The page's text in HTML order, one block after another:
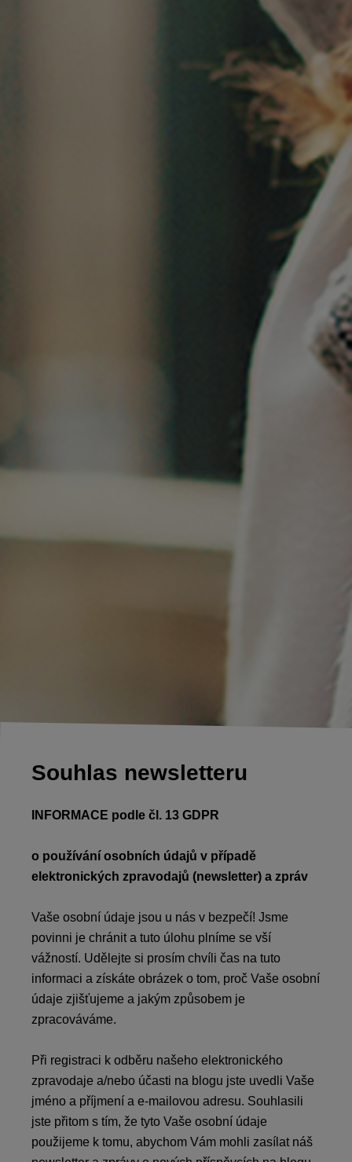
Souhlas newsletteru
INFORMACE podle čl. 13 GDPR
o používání osobních údajů v případě
elektronických zpravodajů (newsletter) a zpráv
Vaše osobní údaje jsou u nás v bezpečí! Jsme
povinni je chránit a tuto úlohu plníme se vší
vážností. Udělejte si prosím chvíli čas na tuto
informaci a získáte obrázek o tom, proč Vaše osobní
údaje zjišťujeme a jakým způsobem je
zpracováváme.
Při registraci k odběru našeho elektronického
zpravodaje a/nebo účasti na blogu jste uvedli Vaše
jméno a příjmení a e-mailovou adresu. Souhlasili
jste přitom s tím, že tyto Vaše osobní údaje
použijeme k tomu, abychom Vám mohli zasílat náš